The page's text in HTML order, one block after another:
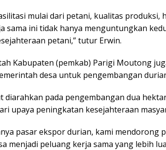
mulai dari petani, kualitas
sama ini tidak hanya menguntungkan
petani,” tutur Erwin.
Kabupaten (pemkab) Parigi Moutong
desa untuk pengembangan
diarahkan pada pengembangan dua
upaya peningkatan kesejahteraan
pasar ekspor durian, kami mendorong
menjadi peluang kerja sama yang lebih